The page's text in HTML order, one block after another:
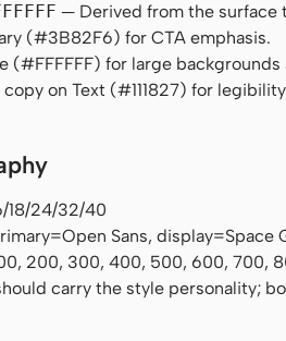
— Derived from the surface
(#3B82F6) for CTA emphasis.
(#FFFFFF) for large backgrounds
on Text (#111827) for
18/24/32/40
Sans, display=Space
200, 300, 400, 500, 600, 700,
carry the style personality;